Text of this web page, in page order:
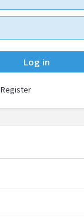
Register